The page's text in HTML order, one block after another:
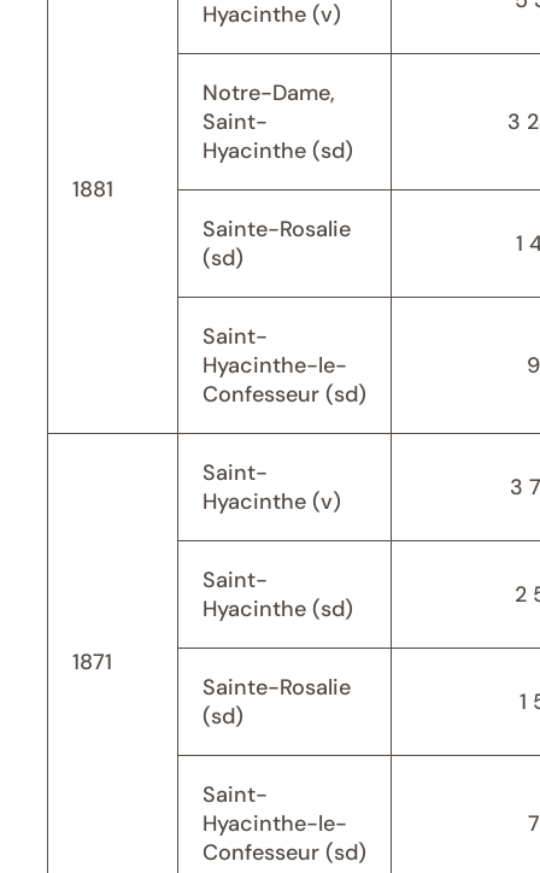
1881
Hyacinthe (v)
Notre-Dame,
Saint-
Hyacinthe (sd)
3
Sainte-Rosalie
(sd)
1
Saint-
Hyacinthe-le-
Confesseur (sd)
1871
Saint-
Hyacinthe (v)
3
Saint-
Hyacinthe (sd)
2
Sainte-Rosalie
(sd)
1
Saint-
Hyacinthe-le-
Confesseur (sd)